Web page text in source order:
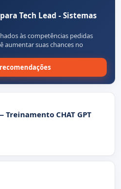
Tech Lead - Sistemas
às competências pedidas
aumentar suas chances no
CHAT GPT